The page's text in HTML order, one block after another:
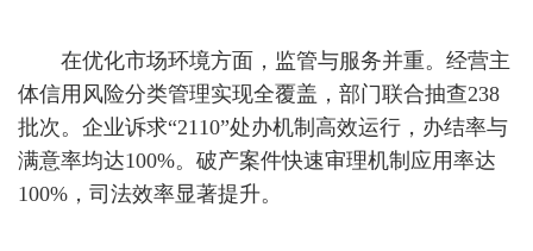
在优化市场环境方面，监管与服务并重。经营主
体信用风险分类管理实现全覆盖，部门联合抽查238
批次。企业诉求“2110”处办机制高效运行，办结率与
满意率均达100%。破产案件快速审理机制应用率达
100%，司法效率显著提升。